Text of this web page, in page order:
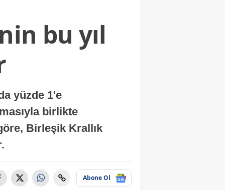
bu yıl
yüzde 1'e
birlikte
Birleşik Krallık
Abone Ol